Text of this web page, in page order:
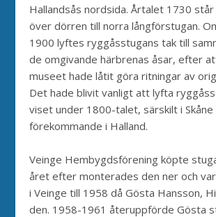
Hallandsås nordsida. Årtalet 1730
över dörren till norra långförstugan.
1900 lyftes ryggåsstugans tak till
de omgivande härbrenas åsar, efter
museet hade låtit göra ritningar av
Det hade blivit vanligt att lyfta
viset under 1800-talet, särskilt i Skåne
förekommande i Halland.
Veinge Hembygdsförening köpte
året efter monterades den ner och
i Veinge till 1958 då Gösta Hansson,
den. 1958-1961 återuppförde Gösta